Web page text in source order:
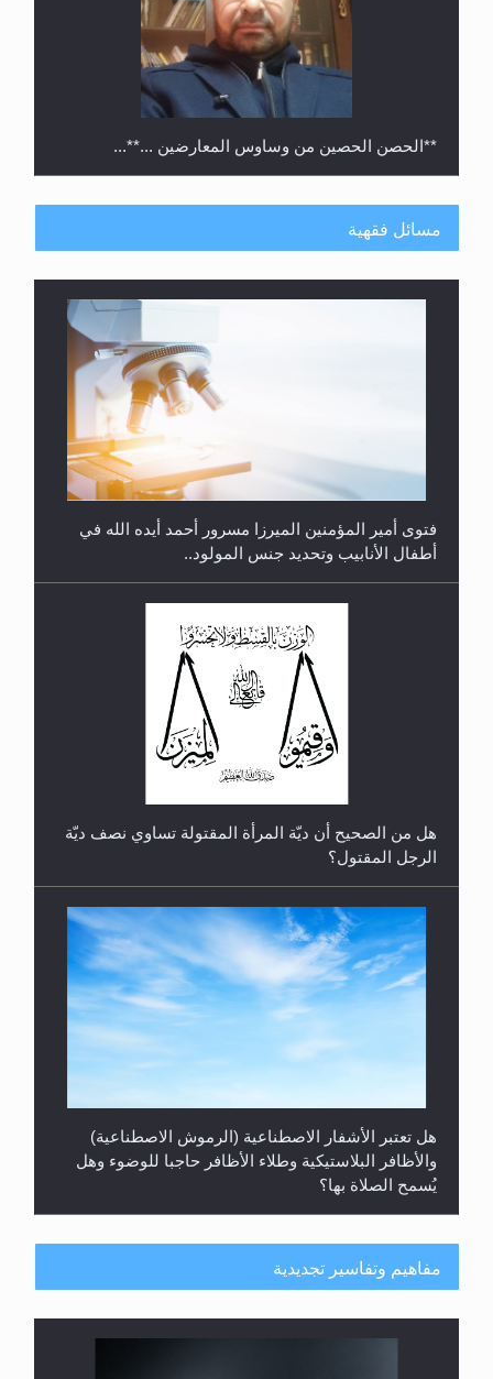
**الحصن الحصين من وساوس المعارضين ...**...
رأيٌ في لغة المسيح الموعود عليه السلام.. 4...
مسائل فقهية
فتوى أمير المؤمنين الميرزا مسرور أحمد أيده الله في
أطفال الأنابيب وتحديد جنس المولود..
هل من الصحيح أن ديّة المرأة المقتولة تساوي نصف ديّة
الرجل المقتول؟
هل تعتبر الأشفار الاصطناعية (الرموش الاصطناعية)
والأظافر البلاستيكية وطلاء الأظافر حاجبا للوضوء وهل
يُسمح الصلاة بها؟
مفاهيم وتفاسير تجديدية